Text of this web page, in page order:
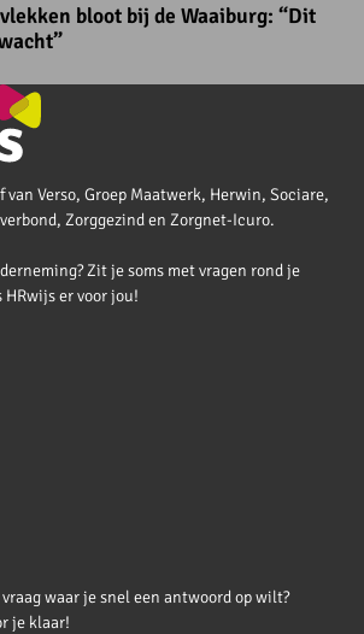
bloot bij de Waaiburg: “Dit
Verso, Groep Maatwerk, Herwin, Sociare,
Zorggezind en Zorgnet-Icuro.
Zit je soms met vragen rond je
HRwijs er voor jou!
waar je snel een antwoord op wilt?
je klaar!